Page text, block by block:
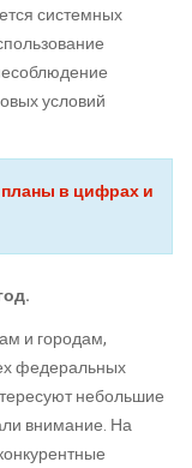
системных
условий
планы в цифрах и
и городам,
федеральных
небольшие
внимание. На